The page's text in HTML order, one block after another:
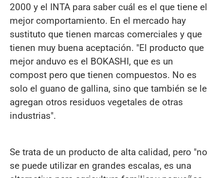
2000 y el INTA para saber cuál es el que tiene el
mejor comportamiento. En el mercado hay
sustituto que tienen marcas comerciales y que
tienen muy buena aceptación. "El producto que
mejor anduvo es el BOKASHI, que es un
compost pero que tienen compuestos. No es
solo el guano de gallina, sino que también se le
agregan otros residuos vegetales de otras
industrias".
Se trata de un producto de alta calidad, pero "no
se puede utilizar en grandes escalas, es una